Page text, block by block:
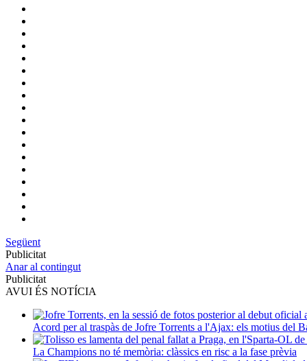
Següent
Publicitat
Anar al contingut
Publicitat
AVUI ÉS NOTÍCIA
Acord per al traspàs de Jofre Torrents a l'Ajax: els motius del
La Champions no té memòria: clàssics en risc a la fase prèvia